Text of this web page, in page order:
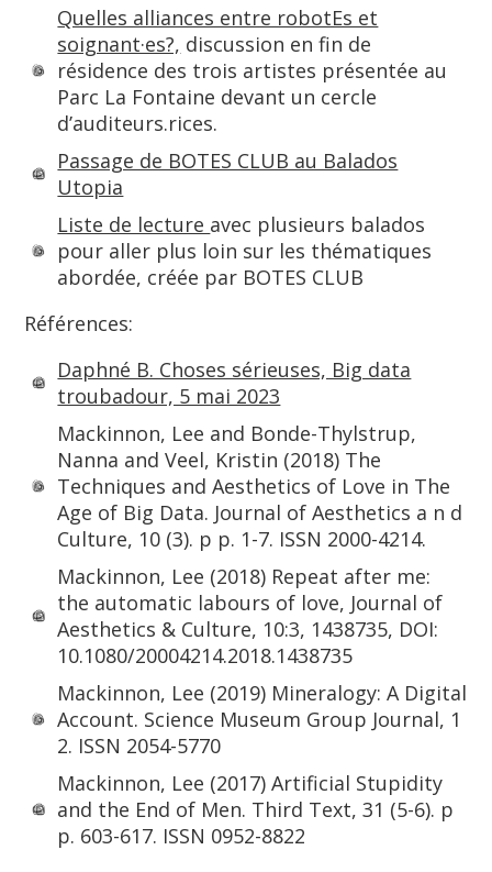
Quelles alliances entre robotEs et
soignant·es?, discussion en fin de
résidence des trois artistes présentée au
Parc La Fontaine devant un cercle
d’auditeurs.rices.
Passage de BOTES CLUB au Balados
Utopia
Liste de lecture avec plusieurs balados
pour aller plus loin sur les thématiques
abordée, créée par BOTES CLUB
Références:
Daphné B. Choses sérieuses, Big data
troubadour, 5 mai 2023
Mackinnon, Lee and Bonde-Thylstrup,
Nanna and Veel, Kristin (2018) The
Techniques and Aesthetics of Love in The
Age of Big Data. Journal of Aesthetics a n d
Culture, 10 (3). p p. 1-7. ISSN 2000-4214.
Mackinnon, Lee (2018) Repeat after me:
the automatic labours of love, Journal of
Aesthetics & Culture, 10:3, 1438735, DOI:
10.1080/20004214.2018.1438735
Mackinnon, Lee (2019) Mineralogy: A Digital
Account. Science Museum Group Journal, 1
2. ISSN 2054-5770
Mackinnon, Lee (2017) Artificial Stupidity
and the End of Men. Third Text, 31 (5-6). p
p. 603-617. ISSN 0952-8822